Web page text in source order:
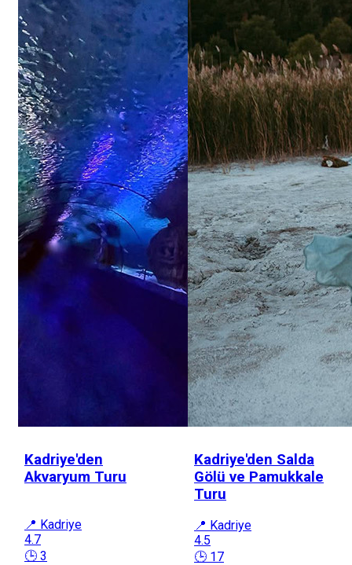
Kadriye'den
Akvaryum Turu
📍 Kadriye
4.7
🕒 3
Kadriye'den Salda
Gölü ve Pamukkale
Turu
📍 Kadriye
4.5
🕒 17